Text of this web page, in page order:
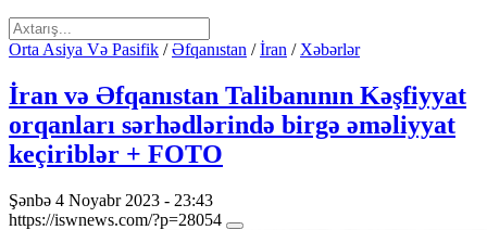
Orta Asiya Və Pasifik /Əfqanıstan /İran / Xəbərlər
İran və Əfqanıstan Talibanının Kəşfiyyat
orqanları sərhədlərində birgə əməliyyat
keçiriblər + FOTO
Şənbə 4 Noyabr 2023 - 23:43
https://iswnews.com/?p=28054